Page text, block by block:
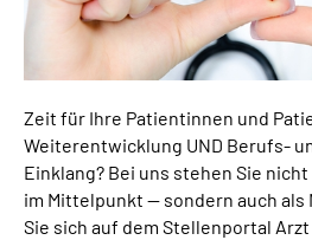
Zeit für Ihre Patientinnen und
Weiterentwicklung UND Berufs-
Einklang? Bei uns stehen Sie
im Mittelpunkt — sondern auch als
Sie sich auf dem Stellenportal